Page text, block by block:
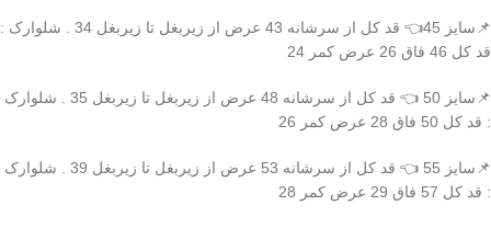
📌سایز 45👈 قد کل از سرشانه 43 عرض از زیربغل تا زیربغل 34 . شلوارک :
قد کل 46 فاق 26 عرض کمر 24
📌سایز 50 👈 قد کل از سرشانه 48 عرض از زیربغل تا زیربغل 35 . شلوارک
: قد کل 50 فاق 28 عرض کمر 26
📌سایز 55 👈 قد کل از سرشانه 53 عرض از زیربغل تا زیربغل 39 . شلوارک
: قد کل 57 فاق 29 عرض کمر 28